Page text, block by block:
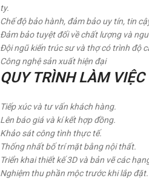
ty.
Chế độ bảo hành, đảm bảo uy tín, tin
Đảm bảo tuyệt đối về chất lượng và
Đội ngũ kiến trúc sư và thợ có trình độ
Công nghệ sản xuất hiện đại
QUY TRÌNH LÀM VIỆC
Tiếp xúc và tư vấn khách hàng.
Lên báo giá và kí kết hợp đồng.
Khảo sát công tình thực tế.
Thống nhất bố trí mặt bằng nội thất.
Triển khai thiết kế 3D và bản vẽ các
Nghiệm thu phần mộc trước khi lắp đặt.